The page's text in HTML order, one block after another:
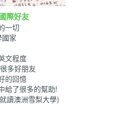
際好友
一切
家
文程度
多好朋友
的回憶
給了很多的幫助!
澳洲雪梨大學)